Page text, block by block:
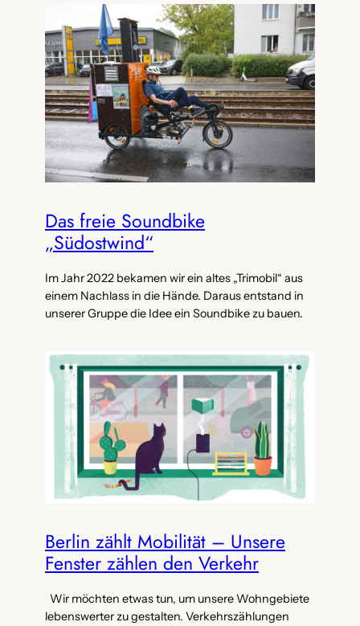
Das freie Soundbike
„Südostwind“
Im Jahr 2022 bekamen wir ein altes „Trimobil“ aus
einem Nachlass in die Hände. Daraus entstand in
unserer Gruppe die Idee ein Soundbike zu bauen.
Berlin zählt Mobilität – Unsere
Fenster zählen den Verkehr
Wir möchten etwas tun, um unsere Wohngebiete
lebenswerter zu gestalten. Verkehrszählungen